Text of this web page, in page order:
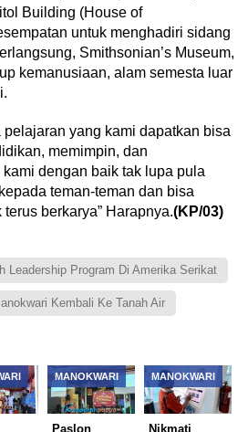
Building (House of
untuk menghadiri sidang
Smithsonian’s Museum,
kemanusiaan, alam semesta luar
pelajaran yang kami dapatkan bisa
memimpin, dan
dengan baik tak lupa pula
teman-teman dan bisa
berkarya” Harapnya.(KP/03)
Leadership Program Di Amerika Serikat
Kembali Ke Tanah Air
MANOKWARI
Paslon
MANOKWARI
Nikmati